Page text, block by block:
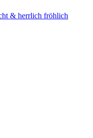
& herrlich fröhlich